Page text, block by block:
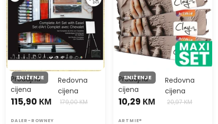
SNIŽENJE
Prodajna
cijena
115,90 КМ
Redovna
cijena
179,00 КМ
DALER-ROWNEY
SNIŽENJE
Prodajna
cijena
10,29 КМ
Redovna
cijena
20,97 КМ
ARTMIE®